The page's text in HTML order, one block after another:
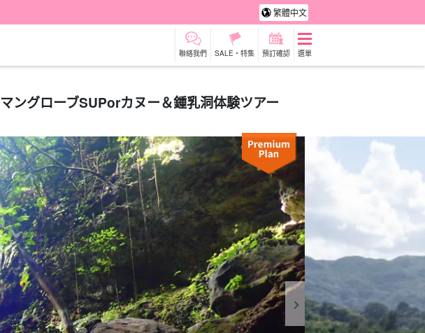
繁體中文
聯絡我們 SALE・特集 預訂確認 選單
ングローブSUPorカヌー＆鍾乳洞体験ツアー